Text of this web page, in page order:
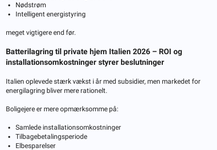
Nødstrøm
Intelligent energistyring
meget vigtigere end før.
Batterilagring til private hjem Italien 2026 – ROI og
installationsomkostninger styrer beslutninger
Italien oplevede stærk vækst i år med subsidier, men markedet for
energilagring bliver mere rationelt.
Boligejere er mere opmærksomme på:
Samlede installationsomkostninger
Tilbagebetalingsperiode
Elbesparelser